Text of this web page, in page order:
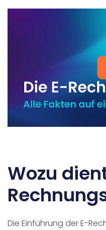
Wozu
Die Einführung der E-